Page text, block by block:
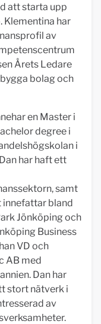
att starta upp
Klementina har
av
Årets Ledare
bolag och
en Master i
degree i
i
har haft ett
samt
innefattar bland
Jönköping och
Business
VD och
AB med
Dan har
stort nätverk i
av